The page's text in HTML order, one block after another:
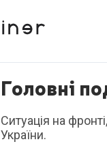
Головні
Ситуація на
України.